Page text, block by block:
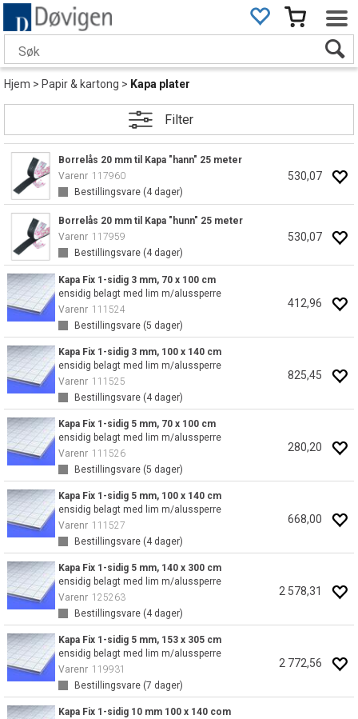
Hjem>Papir & kartong> Kapa plater
Filter
Borrelås 20 mm til Kapa "hann" 25 meter
Varenr 117960
Bestillingsvare (4dager)
530,07
Borrelås 20 mm til Kapa "hunn" 25 meter
Varenr 117959
Bestillingsvare (4dager)
530,07
Kapa Fix 1-sidig 3 mm, 70 x 100 cm
ensidig belagt med lim m/alussperre
Varenr 111524
Bestillingsvare (5 dager)
412,96
Kapa Fix 1-sidig 3 mm, 100 x 140 cm
ensidig belagt med lim m/alussperre
Varenr 111525
Bestillingsvare (4dager)
825,45
Kapa Fix 1-sidig 5 mm, 70 x 100 cm
ensidig belagt med lim m/alussperre
Varenr 111526
Bestillingsvare (5 dager)
280,20
Kapa Fix 1-sidig 5 mm, 100 x 140 cm
ensidig belagt med lim m/alussperre
Varenr 111527
Bestillingsvare (4dager)
668,00
Kapa Fix 1-sidig 5 mm, 140 x 300 cm
ensidig belagt med lim m/alussperre
Varenr 125263
Bestillingsvare (4dager)
2 578,31
Kapa Fix 1-sidig 5 mm, 153 x 305 cm
ensidig belagt med lim m/alussperre
Varenr 119931
Bestillingsvare (7 dager)
2 772,56
Kapa Fix 1-sidig 10 mm 100 x 140 com